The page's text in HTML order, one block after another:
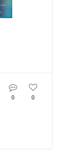
0 0